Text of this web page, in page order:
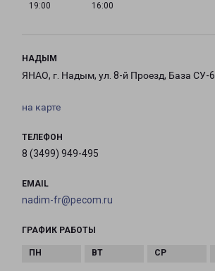
19:00
16:00
НАДЫМ
ЯНАО, г. Надым, ул. 8-й Проезд, База СУ-6
на карте
ТЕЛЕФОН
8 (3499) 949-495
EMAIL
nadim-fr@pecom.ru
ГРАФИК РАБОТЫ